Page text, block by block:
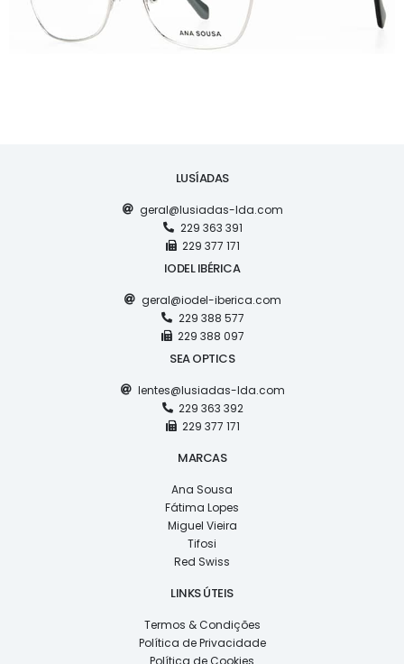
LUSÍADAS
geral@lusiadas-lda.com
229 363 391
229 377 171
IODEL IBÉRICA
geral@iodel-iberica.com
229 388 577
229 388 097
SEA OPTICS
lentes@lusiadas-lda.com
229 363 392
229 377 171
MARCAS
Ana Sousa
Fátima Lopes
Miguel Vieira
Tifosi
Red Swiss
LINKS ÚTEIS
Termos & Condições
Política de Privacidade